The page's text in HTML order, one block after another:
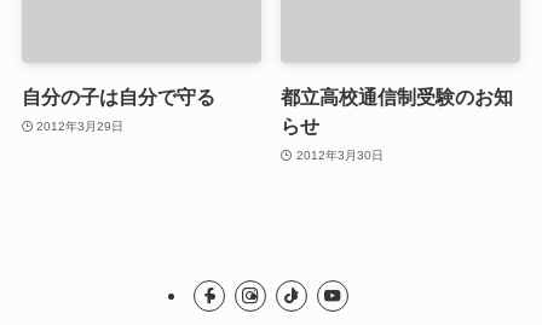
自分の子は自分で守る
2012年3月29日
都立高校通信制受験のお知
らせ
2012年3月30日